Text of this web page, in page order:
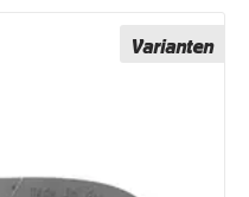
Varianten